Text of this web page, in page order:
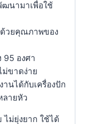
นามาเพื่อใช้
วยคุณภาพของ
องศา
ม่ขาดง่าย
นได้กับเครื่องปัก
ลายหัว
ไม่ยุ่งยาก ใช้ได้